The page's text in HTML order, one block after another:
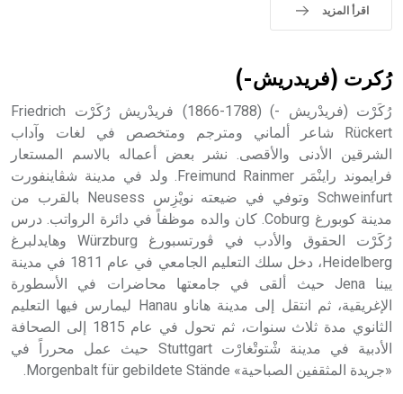
اقرأ المزيد
رُكرت (فريدريش-)
رُكَرْت (فريدْريش -) (1788-1866) فريدْريش رُكَرْت Friedrich
Rückert شاعر ألماني ومترجم ومتخصص في لغات وآداب
الشرقين الأدنى والأقصى. نشر بعض أعماله بالاسم المستعار
فرايموند راينْمَر Freimund Rainmer. ولد في مدينة شڤاينفورت
Schweinfurt وتوفي في ضيعته نويْزِس Neusess بالقرب من
مدينة كوبورغ Coburg. كان والده موظفاً في دائرة الرواتب. درس
رُكَرْت الحقوق والأدب في ڤورتسبورغ Würzburg وهايدلبرغ
Heidelberg، دخل سلك التعليم الجامعي في عام 1811 في مدينة
يينا Jena حيث ألقى في جامعتها محاضرات في الأسطورة
الإغريقية، ثم انتقل إلى مدينة هاناو Hanau ليمارس فيها التعليم
الثانوي مدة ثلاث سنوات، ثم تحول في عام 1815 إلى الصحافة
الأدبية في مدينة شْتوتْغارْت Stuttgart حيث عمل محرراً في
«جريدة المثقفين الصباحية» Morgenbalt für gebildete Stände.